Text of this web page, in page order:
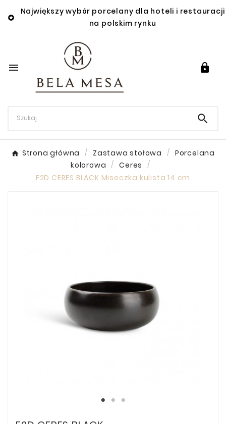

Największy wybór porcelany dla hoteli i restauracji
na polskim rynku
 

Strona główna Zastawa stołowa
Porcelana
kolorowa
Ceres
F2D CERES BLACK Miseczka kulista 14 cm